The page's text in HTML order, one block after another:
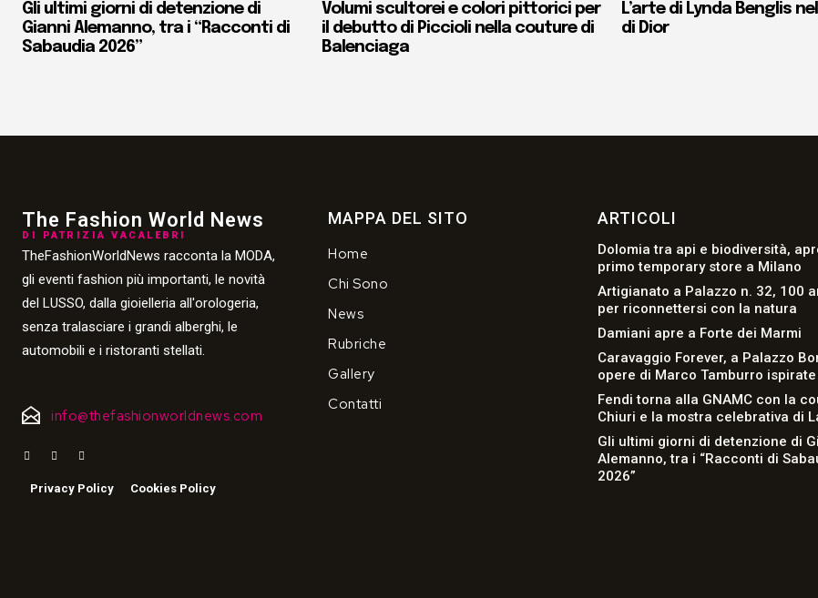
Gli ultimi giorni di detenzione di
Gianni Alemanno, tra i “Racconti di
Sabaudia 2026”
Volumi scultorei e colori pittorici per
il debutto di Piccioli nella couture di
Balenciaga
L’arte di Lynda Benglis
di Dior
The Fashion World News
DI PATRIZIA VACALEBRI
TheFashionWorldNews racconta la MODA,
gli eventi fashion più importanti, le novità
del LUSSO, dalla gioielleria all'orologeria,
senza tralasciare i grandi alberghi, le
automobili e i ristoranti stellati.
info@thefashionworldnews.com
Privacy Policy Cookies Policy
MAPPA DEL SITO
Home
Chi Sono
News
Rubriche
Gallery
Contatti
ARTICOLI
Dolomia tra api e biodiversità,
primo temporary store a Milano
Artigianato a Palazzo n. 32, 100
per riconnettersi con la natura
Damiani apre a Forte dei Marmi
Caravaggio Forever, a Palazzo
opere di Marco Tamburro ispirate
Fendi torna alla GNAMC con la
Chiuri e la mostra celebrativa di
Gli ultimi giorni di detenzione di
Alemanno, tra i “Racconti di
2026”